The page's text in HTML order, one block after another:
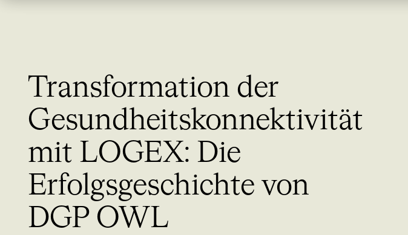
Transformation der
Gesundheitskonnektivität
mit LOGEX: Die
Erfolgsgeschichte von
DGP OWL